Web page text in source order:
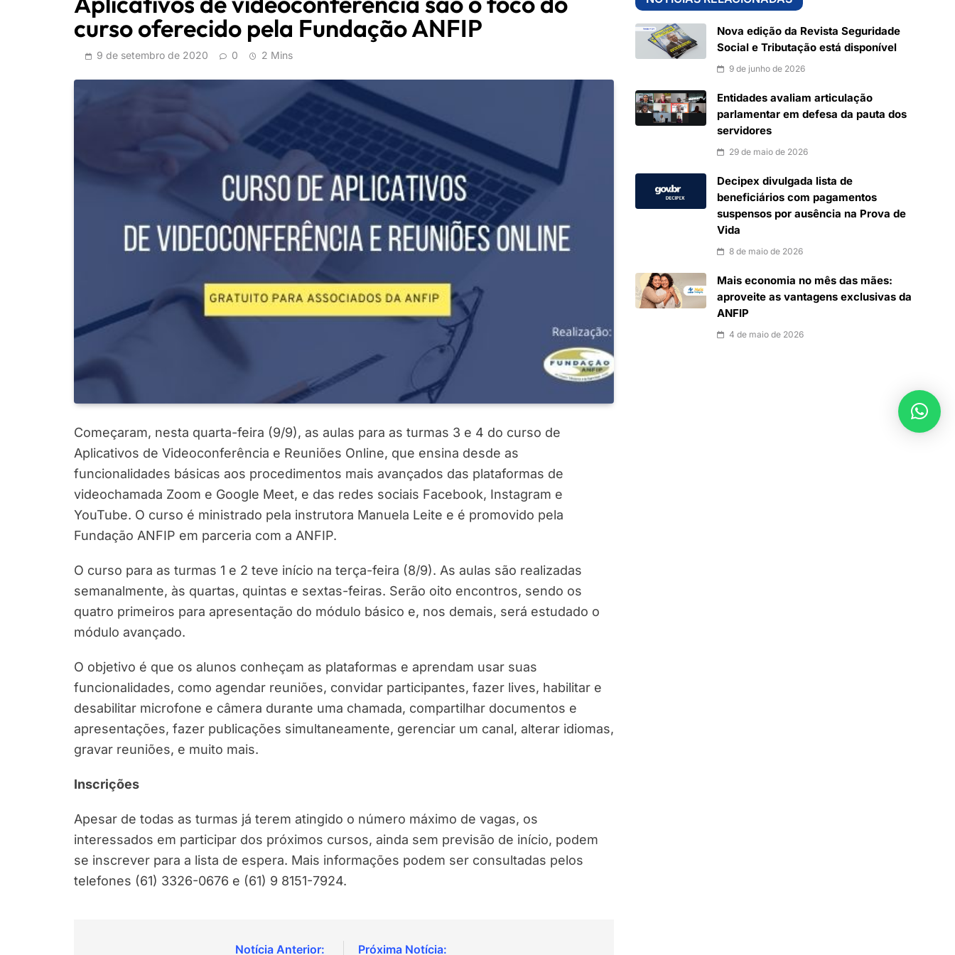
curso oferecido pela Fundação ANFIP
9 de setembro de 2020 0 2 Mins
Começaram, nesta quarta-feira (9/9), as aulas para as turmas 3 e 4 do curso de
Aplicativos de Videoconferência e Reuniões Online, que ensina desde as
funcionalidades básicas aos procedimentos mais avançados das plataformas de
videochamada Zoom e Google Meet, e das redes sociais Facebook, Instagram e
YouTube. O curso é ministrado pela instrutora Manuela Leite e é promovido pela
Fundação ANFIP em parceria com a ANFIP.
O curso para as turmas 1 e 2 teve início na terça-feira (8/9). As aulas são realizadas
semanalmente, às quartas, quintas e sextas-feiras. Serão oito encontros, sendo os
quatro primeiros para apresentação do módulo básico e, nos demais, será estudado o
módulo avançado.
O objetivo é que os alunos conheçam as plataformas e aprendam usar suas
funcionalidades, como agendar reuniões, convidar participantes, fazer lives, habilitar e
desabilitar microfone e câmera durante uma chamada, compartilhar documentos e
apresentações, fazer publicações simultaneamente, gerenciar um canal, alterar idiomas,
gravar reuniões, e muito mais.
Inscrições
Apesar de todas as turmas já terem atingido o número máximo de vagas, os
interessados em participar dos próximos cursos, ainda sem previsão de início, podem
se inscrever para a lista de espera. Mais informações podem ser consultadas pelos
telefones (61) 3326-0676 e (61) 9 8151-7924.
Nova edição da Revista Seguridade
Social e Tributação está disponível
9 de junho de 2026
Entidades avaliam articulação
parlamentar em defesa da pauta dos
servidores
29 de maio de 2026
Decipex divulgada lista de
beneficiários com pagamentos
suspensos por ausência na Prova de
Vida
8 de maio de 2026
Mais economia no mês das mães:
aproveite as vantagens exclusivas da
ANFIP
4 de maio de 2026